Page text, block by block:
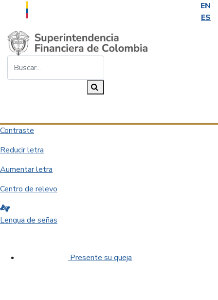
EN
ES
Saltar al contenido principal
Contraste
Reducir letra
Aumentar letra
Centro de relevo
Lengua de señas
Presente su queja